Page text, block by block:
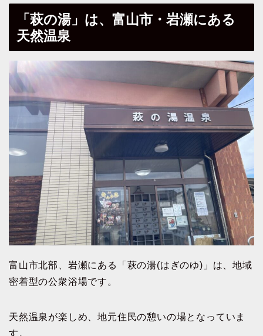
「萩の湯」は、富山市・岩瀬にある
天然温泉
富山市北部、岩瀬にある「萩の湯(はぎのゆ)」は、地域
密着型の公衆浴場です。
天然温泉が楽しめ、地元住民の憩いの場となっていま
す。